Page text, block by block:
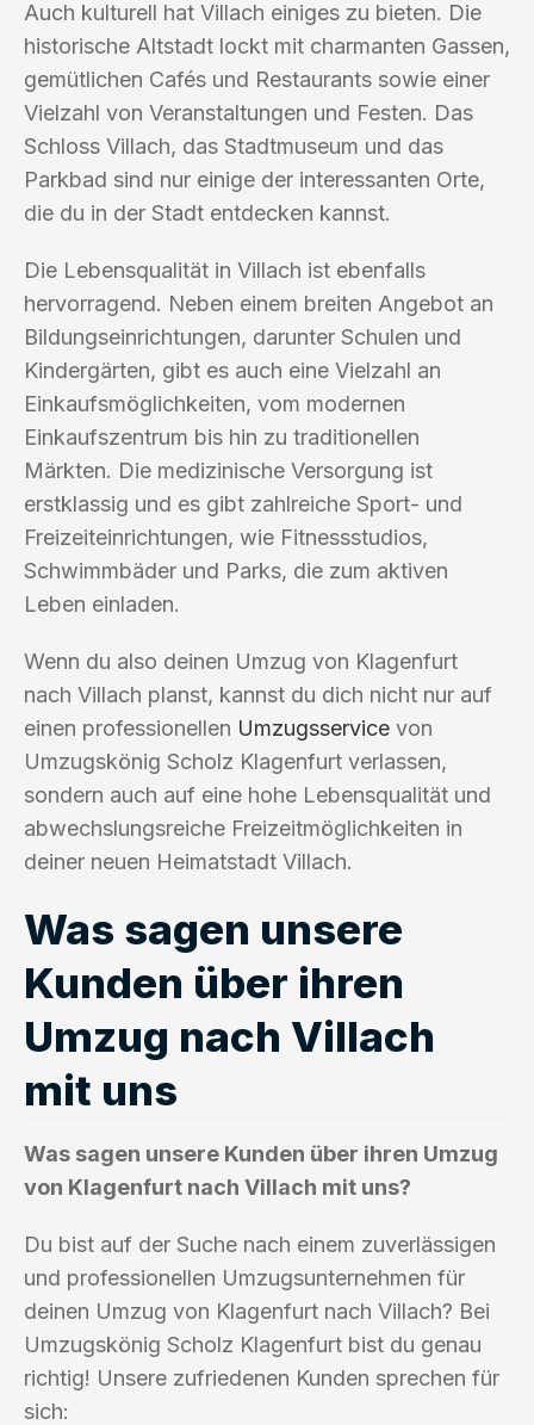
Auch kulturell hat Villach einiges zu bieten. Die
historische Altstadt lockt mit charmanten Gassen,
gemütlichen Cafés und Restaurants sowie einer
Vielzahl von Veranstaltungen und Festen. Das
Schloss Villach, das Stadtmuseum und das
Parkbad sind nur einige der interessanten Orte,
die du in der Stadt entdecken kannst.
Die Lebensqualität in Villach ist ebenfalls
hervorragend. Neben einem breiten Angebot an
Bildungseinrichtungen, darunter Schulen und
Kindergärten, gibt es auch eine Vielzahl an
Einkaufsmöglichkeiten, vom modernen
Einkaufszentrum bis hin zu traditionellen
Märkten. Die medizinische Versorgung ist
erstklassig und es gibt zahlreiche Sport- und
Freizeiteinrichtungen, wie Fitnessstudios,
Schwimmbäder und Parks, die zum aktiven
Leben einladen.
Wenn du also deinen Umzug von Klagenfurt
nach Villach planst, kannst du dich nicht nur auf
einen professionellen Umzugsservice von
Umzugskönig Scholz Klagenfurt verlassen,
sondern auch auf eine hohe Lebensqualität und
abwechslungsreiche Freizeitmöglichkeiten in
deiner neuen Heimatstadt Villach.
Was sagen unsere
Kunden über ihren
Umzug nach Villach
mit uns
Was sagen unsere Kunden über ihren Umzug
von Klagenfurt nach Villach mit uns?
Du bist auf der Suche nach einem zuverlässigen
und professionellen Umzugsunternehmen für
deinen Umzug von Klagenfurt nach Villach? Bei
Umzugskönig Scholz Klagenfurt bist du genau
richtig! Unsere zufriedenen Kunden sprechen für
sich: